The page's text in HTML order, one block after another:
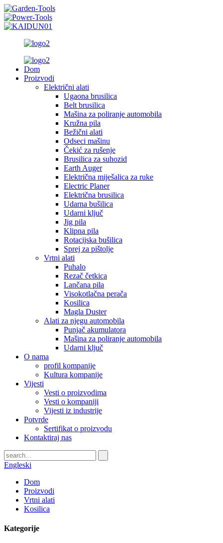
Dom
Proizvodi
Električni alati
Ugaona brusilica
Belt brusilica
Mašina za poliranje automobila
Kružna pila
Bežični alati
Odseci mašinu
Čekić za rušenje
Brusilica za suhozid
Earth Auger
Električna miješalica za ruke
Electric Planer
Električna brusilica
Udarna bušilica
Udarni ključ
Jig pila
Klipna pila
Rotacijska bušilica
Sprej za pištolje
Vrtni alati
Puhalo
Rezač četkica
Lančana pila
Visokotlačna perača
Kosilica
Magla Duster
Alati za njegu automobila
Punjač akumulatora
Mašina za poliranje automobila
Udarni ključ
O nama
profil kompanije
Kultura kompanije
Vijesti
Vesti o proizvodima
Vesti o kompaniji
Vijesti iz industrije
Potvrde
Sertifikat o proizvodu
Kontaktiraj nas
Engleski
Dom
Proizvodi
Vrtni alati
Kosilica
Kategorije